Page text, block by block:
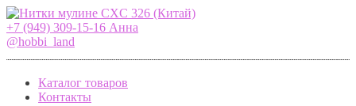
+7 (949) 309-15-16 Анна
@hobbi_land
Каталог товаров
Контакты